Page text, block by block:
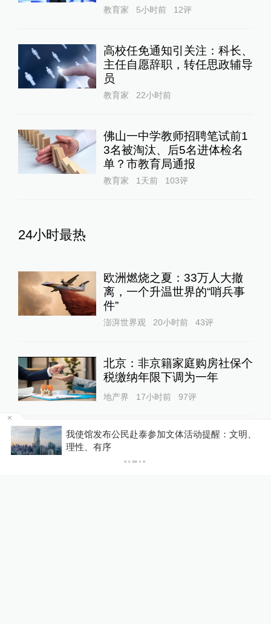
教育家 5小时前 12评
高校任免通知引关注：科长、
主任自愿辞职，转任思政辅导
员
教育家 22小时前
佛山一中学教师招聘笔试前1
3名被淘汰、后5名进体检名
单？市教育局通报
教育家 1天前 103评
24小时最热
欧洲燃烧之夏：33万人大撤
离，一个升温世界的“哨兵事
件”
澎湃世界观 20小时前 43评
北京：非京籍家庭购房社保个
税缴纳年限下调为一年
地产界 17小时前 97评
大外交｜美方“边谈边施压”侵
蚀中美战略稳定基础，中方反
制“一日三连”
我使馆发布公民赴泰参加文体活动提醒：文明、
理性、有序